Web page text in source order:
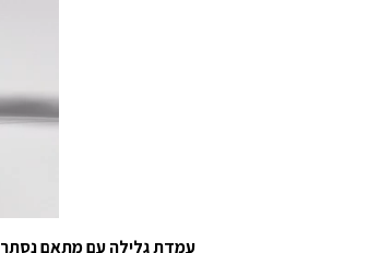
עמדת גלילה עם מתאם נסתר